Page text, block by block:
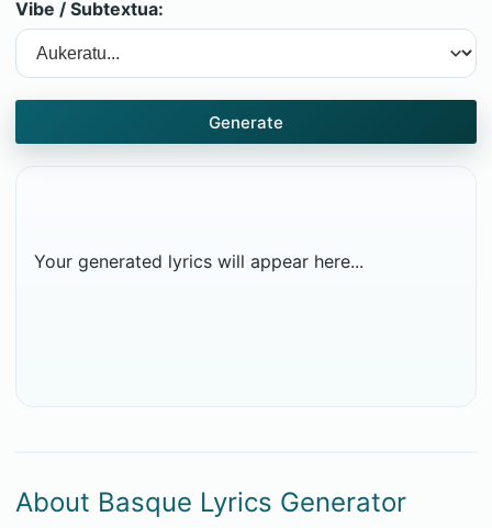
Vibe / Subtextua:
Generate
Your generated lyrics will appear here...
About Basque Lyrics Generator